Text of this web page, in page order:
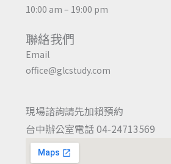
10:00 am – 19:00 pm
聯絡我們
Email
office@glcstudy.com
現場諮詢請先加賴預約
台中辦公室電話 04-24713569